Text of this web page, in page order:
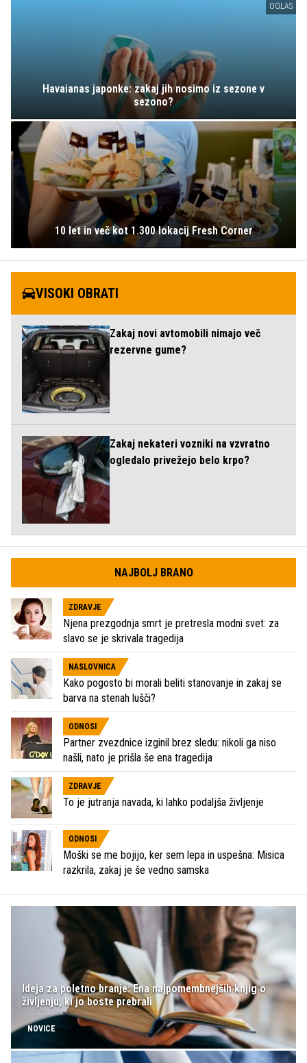
OGLAS
Havaianas japonke: zakaj jih nosimo iz sezone v
sezono?
10 let in več kot 1.300 lokacij Fresh Corner
VISOKI OBRATI
Zakaj novi avtomobili nimajo več
rezervne gume?
Zakaj nekateri vozniki na vzvratno
ogledalo privežejo belo krpo?
NAJBOLJ BRANO
ZDRAVJE
Njena prezgodnja smrt je pretresla modni svet: za
slavo se je skrivala tragedija
NASLOVNICA
Kako pogosto bi morali beliti stanovanje in zakaj se
barva na stenah lušči?
ODNOSI
Partner zvezdnice izginil brez sledu: nikoli ga niso
našli, nato je prišla še ena tragedija
ZDRAVJE
To je jutranja navada, ki lahko podaljša življenje
ODNOSI
Moški se me bojijo, ker sem lepa in uspešna: Misica
razkrila, zakaj je še vedno samska
Ideja za poletno branje: Ena najpomembnejših knjig o
življenju, ki jo boste prebrali
NOVICE